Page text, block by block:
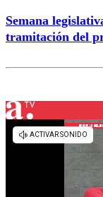
Semana
tramitación del